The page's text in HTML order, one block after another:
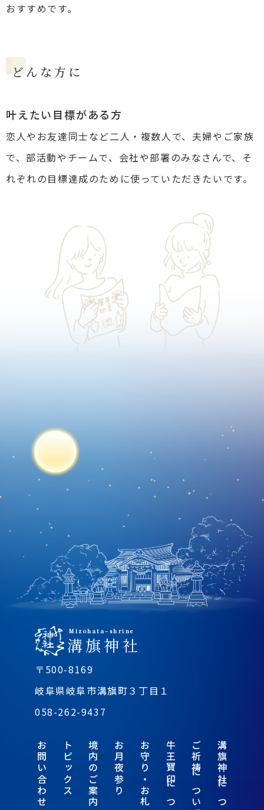
おすすめです。
どんな方に
叶えたい目標がある方
恋人やお友達同士など二人・複数人で、夫婦やご家族
で、部活動やチームで、会社や部署のみなさんで、そ
れぞれの目標達成のために使っていただきたいです。
Mizohata-shrine
溝旗神社
〒500-8169
岐阜県岐阜市溝旗町３丁目１
058-262-9437
溝旗神社について
ご祈祷について
牛王寶印について
お守り・お札
お月夜参り
境内のご案内
トピックス
お問い合わせ